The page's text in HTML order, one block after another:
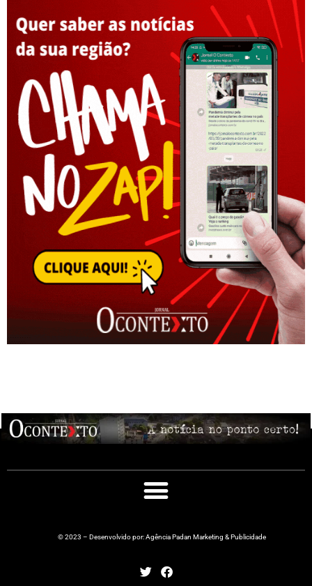
© 2023 – Desenvolvido por: Agência Padan Marketing & Publicidade